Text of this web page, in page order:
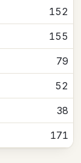
152
155
79
52
38
171